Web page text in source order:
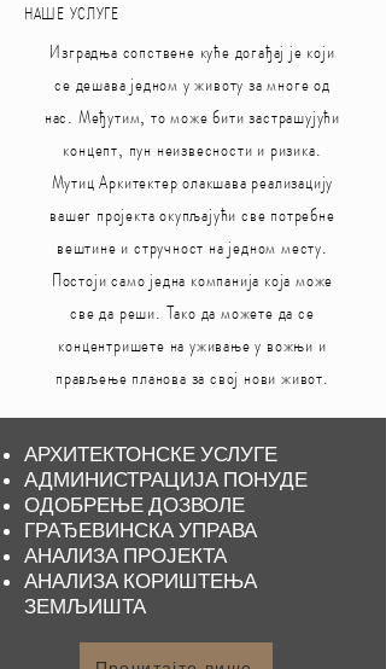
НАШЕ УСЛУГЕ
Изградња сопствене куће догађај је који
се дешава једном у животу за многе од
нас. Међутим, то може бити застрашујући
концепт, пун неизвесности и ризика.
Мутиц Аркитектер олакшава реализацију
вашег пројекта окупљајући све потребне
вештине и стручност на једном месту.
Постоји само једна компанија која може
све да реши. Тако да можете да се
концентришете на уживање у вожњи и
прављење планова за свој нови живот.
АРХИТЕКТОНСКЕ УСЛУГЕ
АДМИНИСТРАЦИЈА ПОНУДЕ
ОДОБРЕЊЕ ДОЗВОЛЕ
ГРАЂЕВИНСКА УПРАВА
АНАЛИЗА ПРОЈЕКТА
АНАЛИЗА КОРИШТЕЊА
ЗЕМЉИШТА